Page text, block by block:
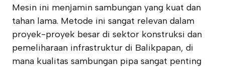
Mesin ini menjamin sambungan yang kuat dan
tahan lama. Metode ini sangat relevan dalam
proyek-proyek besar di sektor konstruksi dan
pemeliharaan infrastruktur di Balikpapan, di
mana kualitas sambungan pipa sangat penting